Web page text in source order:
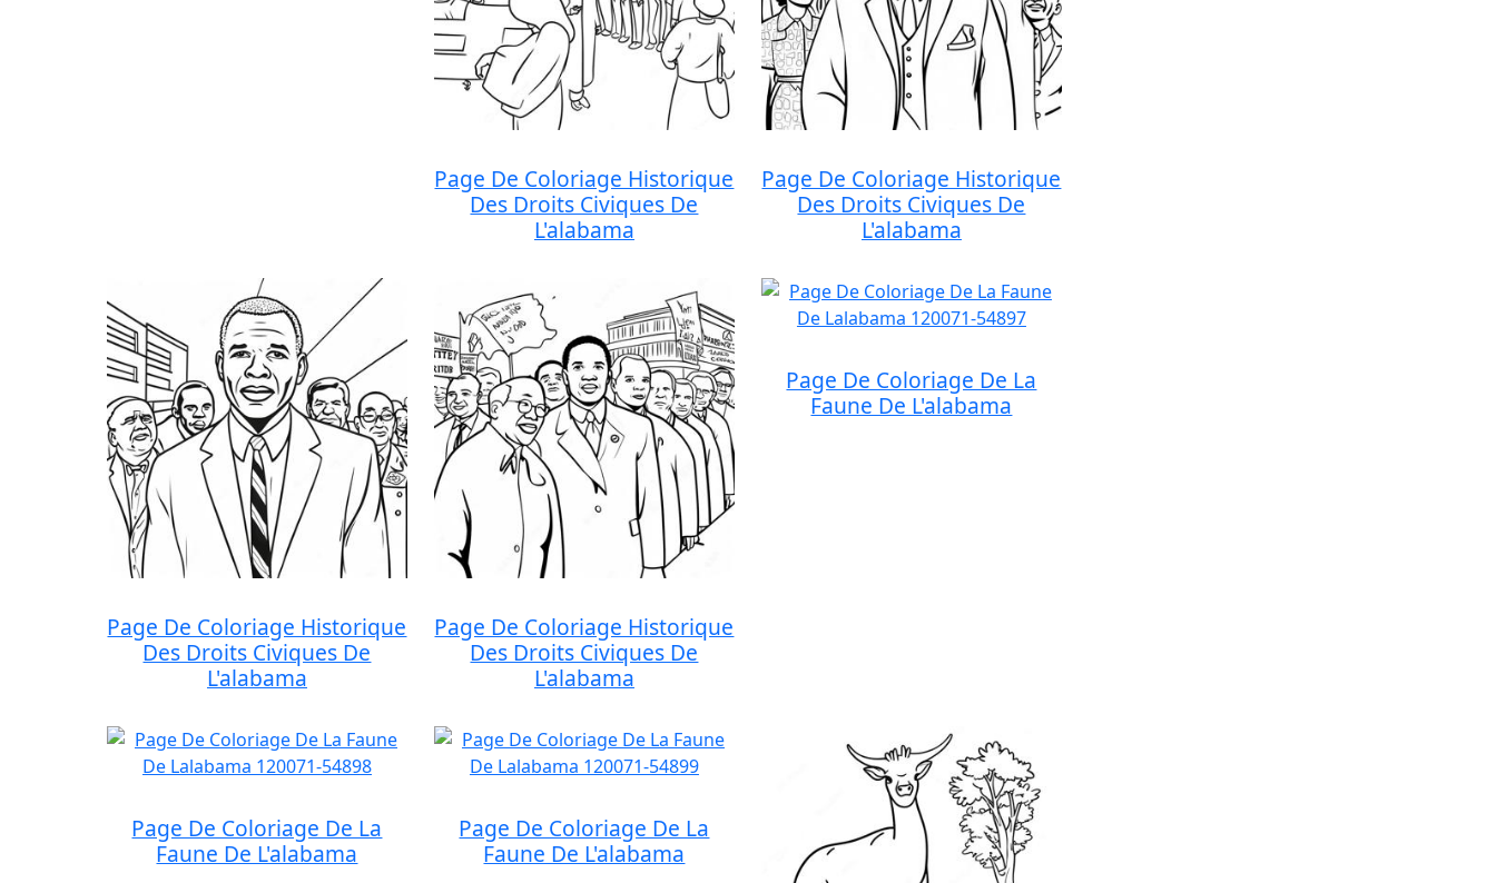
Page De Coloriage Historique
Des Droits Civiques De
L'alabama
Page De Coloriage Historique
Des Droits Civiques De
L'alabama
Page De Coloriage Historique
Des Droits Civiques De
L'alabama
Page De Coloriage Historique
Des Droits Civiques De
L'alabama
Page De Coloriage De La
Faune De L'alabama
Page De Coloriage De La
Faune De L'alabama
Page De Coloriage De La
Faune De L'alabama